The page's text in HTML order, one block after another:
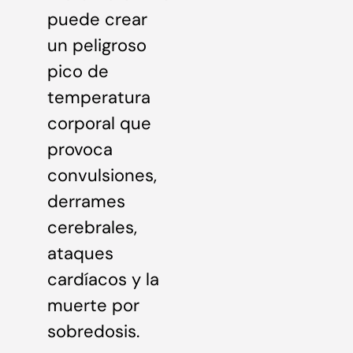
puede crear
un peligroso
pico de
temperatura
corporal que
provoca
convulsiones,
derrames
cerebrales,
ataques
cardíacos y la
muerte por
sobredosis.